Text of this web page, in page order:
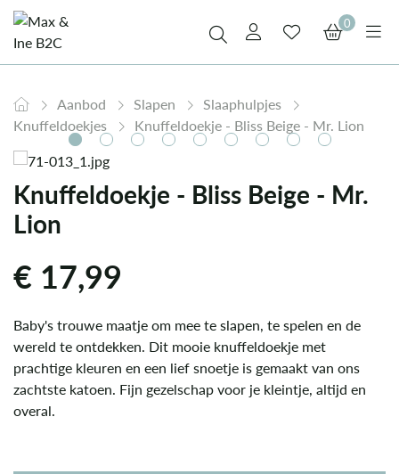
0
Aanbod Slapen
Slaaphulpjes
Knuffeldoekjes
Knuffeldoekje - Bliss Beige - Mr. Lion
Knuffeldoekje - Bliss Beige - Mr.
Lion
€ 17,99
Baby's trouwe maatje om mee te slapen, te spelen en de
wereld te ontdekken. Dit mooie knuffeldoekje met
prachtige kleuren en een lief snoetje is gemaakt van ons
zachtste katoen. Fijn gezelschap voor je kleintje, altijd en
overal.